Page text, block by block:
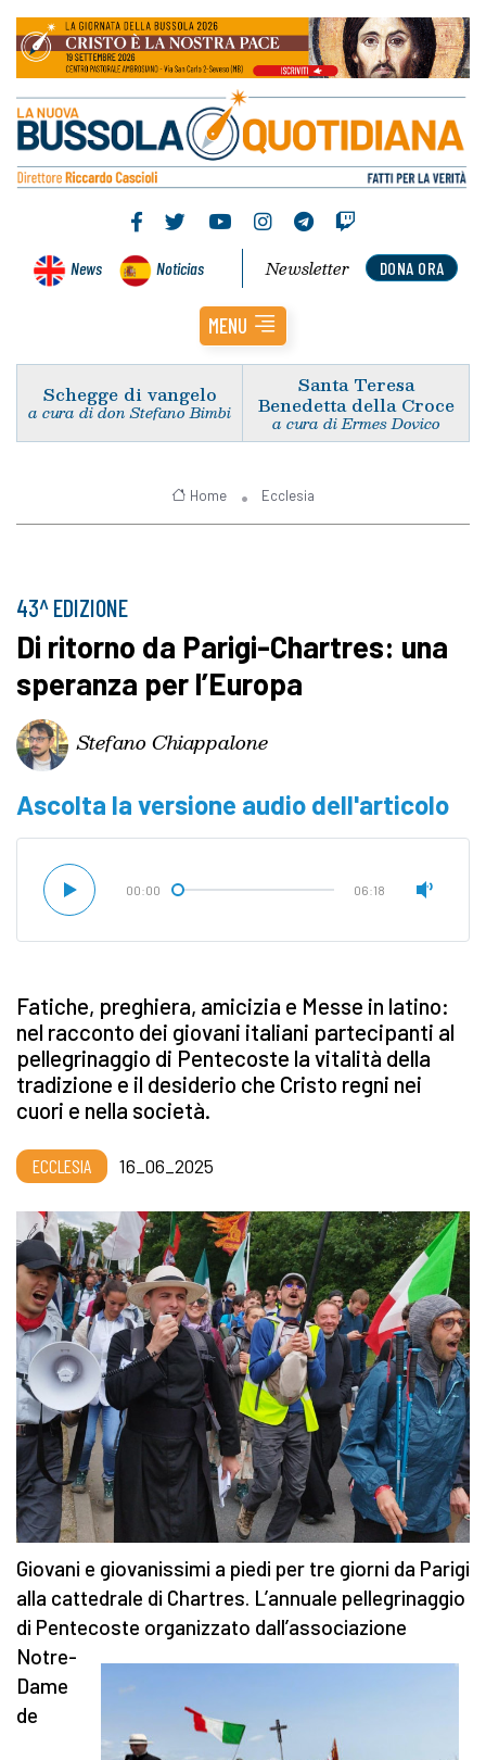
News Noticias DONA ORA
Newsletter
MENU
Schegge di vangelo
a cura di don Stefano Bimbi
Santa Teresa
Benedetta della Croce
a cura di Ermes Dovico
Home Ecclesia
43^ EDIZIONE
Di ritorno da Parigi-Chartres: una
speranza per l’Europa
Stefano Chiappalone
Ascolta la versione audio dell'articolo
00:00 06:18
Fatiche, preghiera, amicizia e Messe in latino:
nel racconto dei giovani italiani partecipanti al
pellegrinaggio di Pentecoste la vitalità della
tradizione e il desiderio che Cristo regni nei
cuori e nella società.
ECCLESIA 16_06_2025
Giovani e giovanissimi a piedi per tre giorni da Parigi
alla cattedrale di Chartres. L’annuale pellegrinaggio
di Pentecoste organizzato dall’associazione
Notre-
Dame
de